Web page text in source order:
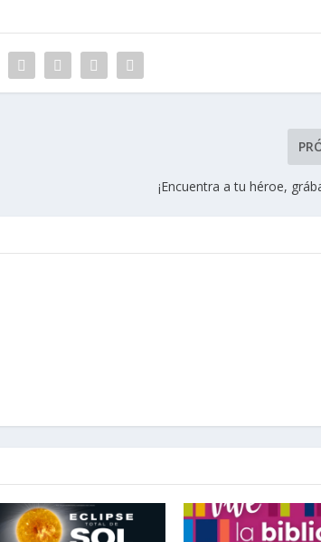
¡Encuentra a tu héroe,